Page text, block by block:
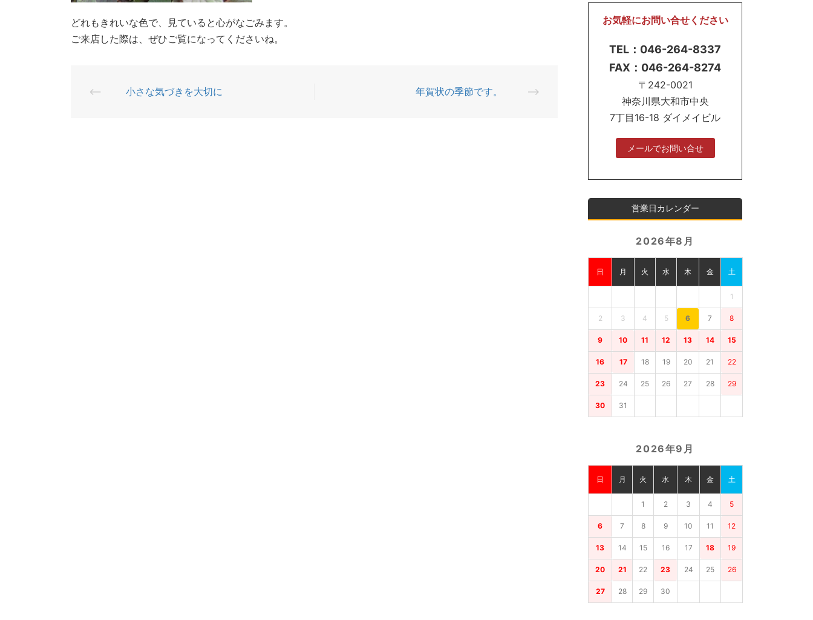
どれもきれいな色で、見ていると心がなごみます。
ご来店した際は、ぜひご覧になってくださいね。
投
⟵ 小さな気づきを大切に 年賀状の季節です。 ⟶
お気軽にお問い合せください
TEL：046-264-8337
FAX：046-264-8274
〒242-0021
神奈川県大和市中央
7丁目16-18 ダイメイビル
メールでお問い合せ
営業日カレンダー
2026年8月
日 月 火 水 木 金 土
1
2 3 4 5 6 7 8
9 10 11 12 13 14 15
16 17 18 19 20 21 22
23 24 25 26 27 28 29
30 31
2026年9月
日 月 火 水 木 金 土
1 2 3 4 5
6 7 8 9 10 11 12
13 14 15 16 17 18 19
20 21 22 23 24 25 26
27 28 29 30